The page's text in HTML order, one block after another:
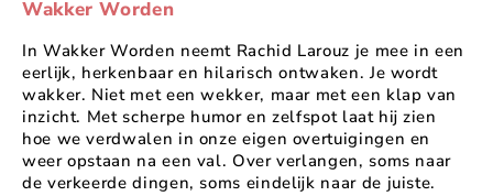
Wakker Worden
In Wakker Worden neemt Rachid Larouz je mee in een
eerlijk, herkenbaar en hilarisch ontwaken. Je wordt
wakker. Niet met een wekker, maar met een klap van
inzicht. Met scherpe humor en zelfspot laat hij zien
hoe we verdwalen in onze eigen overtuigingen en
weer opstaan na een val. Over verlangen, soms naar
de verkeerde dingen, soms eindelijk naar de juiste.